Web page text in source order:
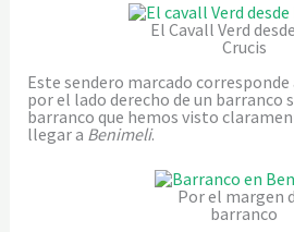
El Cavall Verd
Crucis
Este sendero marcado corresponde
por el lado derecho de un barranco
barranco que hemos visto
llegar a Benimeli.
Por el margen
barranco